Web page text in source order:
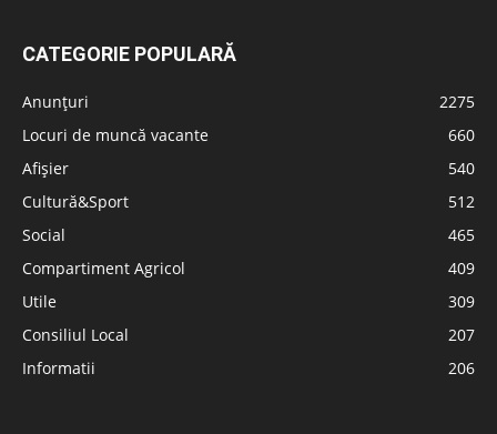
CATEGORIE POPULARĂ
Anunțuri
2275
Locuri de muncă vacante
660
Afișier
540
Cultură&Sport
512
Social
465
Compartiment Agricol
409
Utile
309
Consiliul Local
207
Informatii
206